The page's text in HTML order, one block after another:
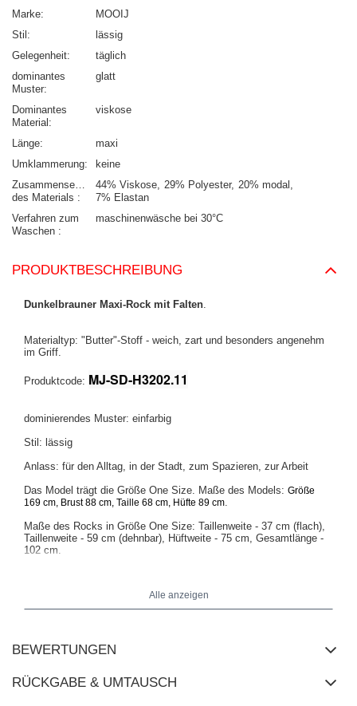
Marke
MOOIJ
Stil
lässig
Gelegenheit
täglich
dominantes
Muster
glatt
Dominantes
Material
viskose
Länge
maxi
Umklammerung
keine
Zusammensetzung
des Materials
44% Viskose 29% Polyester
20% modal
7% Elastan
Verfahren zum
Waschen
maschinenwäsche bei 30°C
PRODUKTBESCHREIBUNG
Dunkelbrauner Maxi-Rock mit Falten
Materialtyp: "Butter"-Stoff - weich, zart und besonders angenehm
im Griff.
Produktcode: MJ-SD-H3202.11
dominierendes Muster: einfarbig
Stil: lässig
Anlass: für den Alltag, in der Stadt, zum Spazieren, zur Arbeit
Das Model trägt die Größe One Size. Maße des Models: Größe
169 cm, Brust 88 cm, Taille 68 cm, Hüfte 89 cm
Maße des Rocks in Größe One Size: Taillenweite - 37 cm (flach),
Taillenweite - 59 cm (dehnbar), Hüftweite - 75 cm, Gesamtlänge -
102 cm.
Alle anzeigen
BEWERTUNGEN
RÜCKGABE & UMTAUSCH